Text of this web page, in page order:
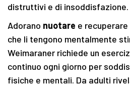
distruttivi e di insoddisfazione.
Adorano nuotare e
che li tengono mentalmente
Weimaraner richiede un
continuo ogni giorno per
fisiche e mentali. Da adulti